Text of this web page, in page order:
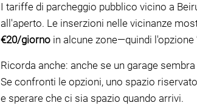
I tariffe di parcheggio pubblico vicino a
all'aperto. Le inserzioni nelle vicinanze
€20/giorno in alcune zone—quindi
Ricorda anche: anche se un garage
Se confronti le opzioni, uno spazio riservato
e sperare che ci sia spazio quando arrivi.